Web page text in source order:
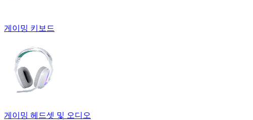
게이밍 키보드
게이밍 헤드셋 및 오디오